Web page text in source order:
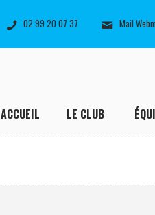
02 99 20 07 37 Mail
ACCUEIL LE CLUB